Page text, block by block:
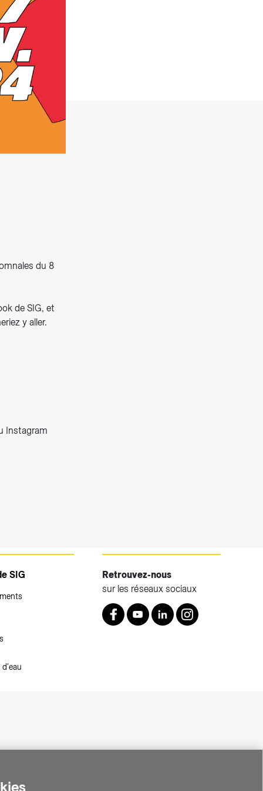
du 8
de SIG, et
y aller.
Instagram
SIG
d'eau
Retrouvez-nous
sur les réseaux sociaux
Retrouvez nous sur Facebook
YoutubeLinkedInInstagram